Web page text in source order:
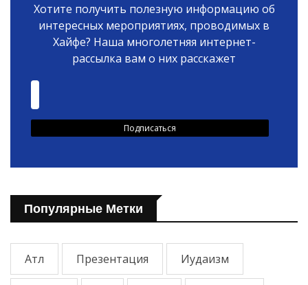
Хотите получить полезную информацию об
интересных мероприятиях, проводимых в
Хайфе? Наша многолетняя интернет-
рассылка вам о них расскажет
Популярные Метки
Атл Презентация Иудаизм